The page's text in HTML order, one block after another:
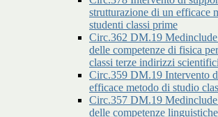
strutturazione di un efficace
studenti classi prime
Circ.362 DM.19 Medinclude
delle competenze di fisica
classi terze indirizzi scientifici
Circ.359 DM.19 Intervento
efficace metodo di studio
Circ.357 DM.19
delle competenze